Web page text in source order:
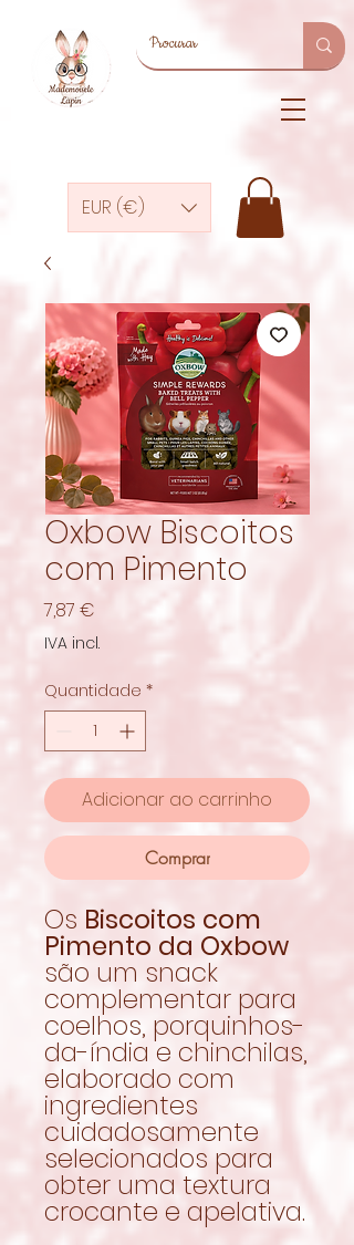
EUR (€)
Oxbow Biscoitos
com Pimento
7,87 €
IVA incl.
Quantidade *
Adicionar ao carrinho
Comprar
Os Biscoitos com
Pimento da Oxbow
são um snack
complementar para
coelhos, porquinhos-
da-índia e chinchilas,
elaborado com
ingredientes
cuidadosamente
selecionados para
obter uma textura
crocante e apelativa.